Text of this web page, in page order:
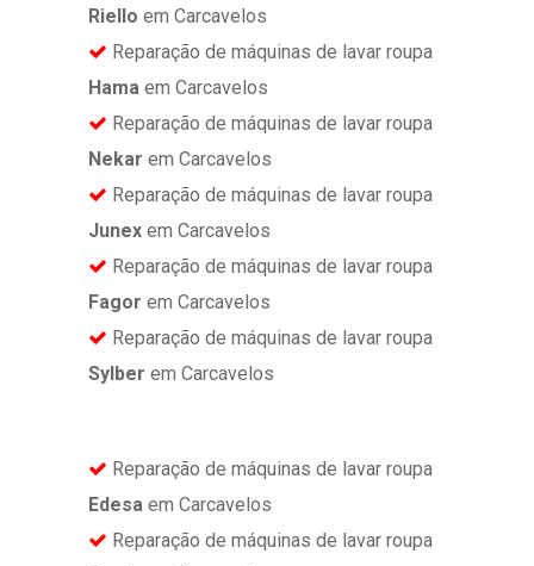
Riello em Carcavelos
Reparação de máquinas de lavar roupa
Hama em Carcavelos
Reparação de máquinas de lavar roupa
Nekar em Carcavelos
Reparação de máquinas de lavar roupa
Junex em Carcavelos
Reparação de máquinas de lavar roupa
Fagor em Carcavelos
Reparação de máquinas de lavar roupa
Sylber em Carcavelos
Reparação de máquinas de lavar roupa
Edesa em Carcavelos
Reparação de máquinas de lavar roupa